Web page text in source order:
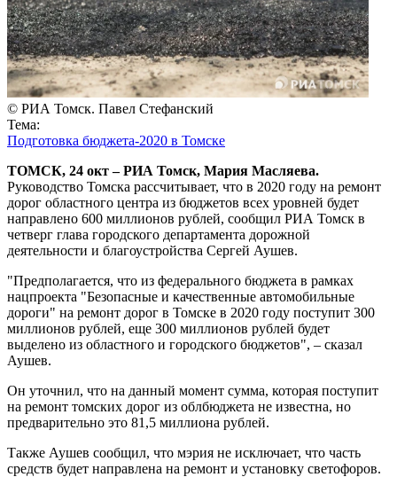
© РИА Томск. Павел Стефанский
Тема:
Подготовка бюджета-2020 в Томске
ТОМСК, 24 окт – РИА Томск, Мария Масляева.
Руководство Томска рассчитывает, что в 2020 году на ремонт
дорог областного центра из бюджетов всех уровней будет
направлено 600 миллионов рублей, сообщил РИА Томск в
четверг глава городского департамента дорожной
деятельности и благоустройства Сергей Аушев.
"Предполагается, что из федерального бюджета в рамках
нацпроекта "Безопасные и качественные автомобильные
дороги" на ремонт дорог в Томске в 2020 году поступит 300
миллионов рублей, еще 300 миллионов рублей будет
выделено из областного и городского бюджетов", – сказал
Аушев.
Он уточнил, что на данный момент сумма, которая поступит
на ремонт томских дорог из облбюджета не известна, но
предварительно это 81,5 миллиона рублей.
Также Аушев сообщил, что мэрия не исключает, что часть
средств будет направлена на ремонт и установку светофоров.